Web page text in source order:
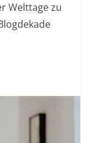
Welttage zu